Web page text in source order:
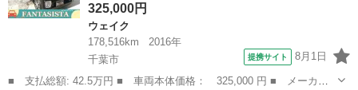
325,000円
ウェイク
178,516km
2016年
千葉市
提携サイト 8月1日
■ 支払総額: 42.5万円 ■ 車両本体価格： 325,000 円 ■ メーカー